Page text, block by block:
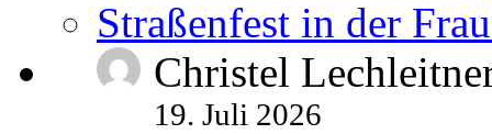
Straßenfest in der
Christel
19. Juli 2026